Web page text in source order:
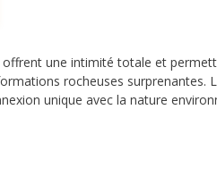
offrent une intimité totale et
rocheuses surprenantes.
unique avec la nature